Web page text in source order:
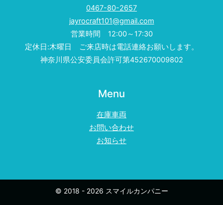
0467-80-2657
jayrocraft101@gmail.com
営業時間 12:00～17:30
定休日:木曜日 ご来店時は電話連絡お願いします。
神奈川県公安委員会許可第452670009802
Menu
在庫車両
お問い合わせ
お知らせ
© 2018 - 2026 スマイルカンパニー